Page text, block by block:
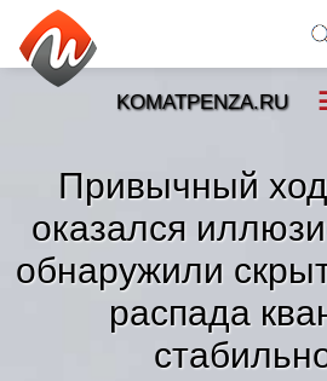
Привычный
оказался
обнаружили
распада
KOMATPENZA.RU
Новости»
Тренды новостей»
Рубрики»